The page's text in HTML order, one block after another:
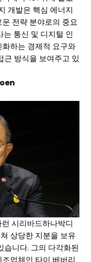
개발은 핵심 에너지
전략 분야로의 중요
는 통신 및 디지털 인
하는 경제적 요구와
근 방식을 보여주고 있
시리바드하나박디
상당한 지분을 보유
습니다. 그의 다각화된
업체인 타이 베버리